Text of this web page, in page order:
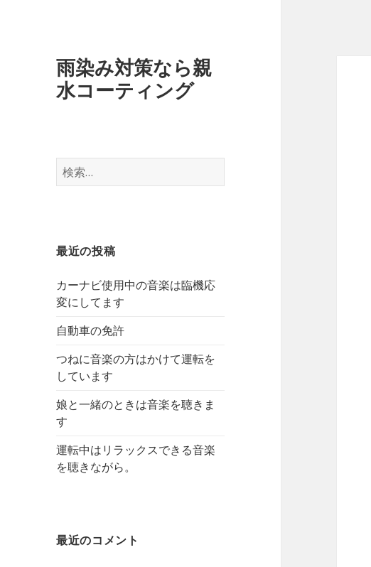
雨染み対策なら親
水コーティング
検
索
最近の投稿
カーナビ使用中の音楽は臨機応
変にしてます
自動車の免許
つねに音楽の方はかけて運転を
しています
娘と一緒のときは音楽を聴きま
す
運転中はリラックスできる音楽
を聴きながら。
最近のコメント